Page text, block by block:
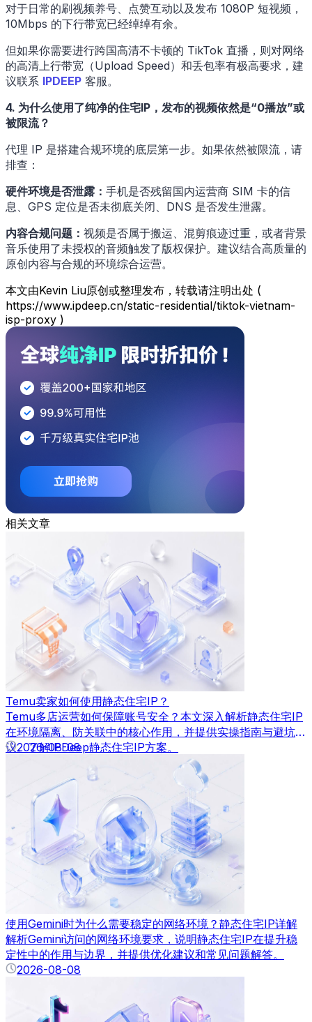
对于日常的刷视频养号、点赞互动以及发布 1080P 短视频，
10Mbps 的下行带宽已经绰绰有余。
但如果你需要进行跨国高清不卡顿的 TikTok 直播，则对网络
的高清上行带宽（Upload Speed）和丢包率有极高要求，建
议联系 IPDEEP 客服。
4. 为什么使用了纯净的住宅IP，发布的视频依然是“0播放”或
被限流？
代理 IP 是搭建合规环境的底层第一步。如果依然被限流，请
排查：
硬件环境是否泄露： 手机是否残留国内运营商 SIM 卡的信
息、GPS 定位是否未彻底关闭、DNS 是否发生泄露。
内容合规问题： 视频是否属于搬运、混剪痕迹过重，或者背景
音乐使用了未授权的音频触发了版权保护。建议结合高质量的
原创内容与合规的环境综合运营。
本文由Kevin Liu原创或整理发布，转载请注明出处 (
https://www.ipdeep.cn/static-residential/tiktok-vietnam-
isp-proxy )
相关文章
Temu卖家如何使用静态住宅IP？
Temu多店运营如何保障账号安全？本文深入解析静态住宅IP
在环境隔离、防关联中的核心作用，并提供实操指南与避坑建
议。了解IPDeep静态住宅IP方案。
2026-08-08
使用Gemini时为什么需要稳定的网络环境？静态住宅IP详解
解析Gemini访问的网络环境要求，说明静态住宅IP在提升稳
定性中的作用与边界，并提供优化建议和常见问题解答。
2026-08-08